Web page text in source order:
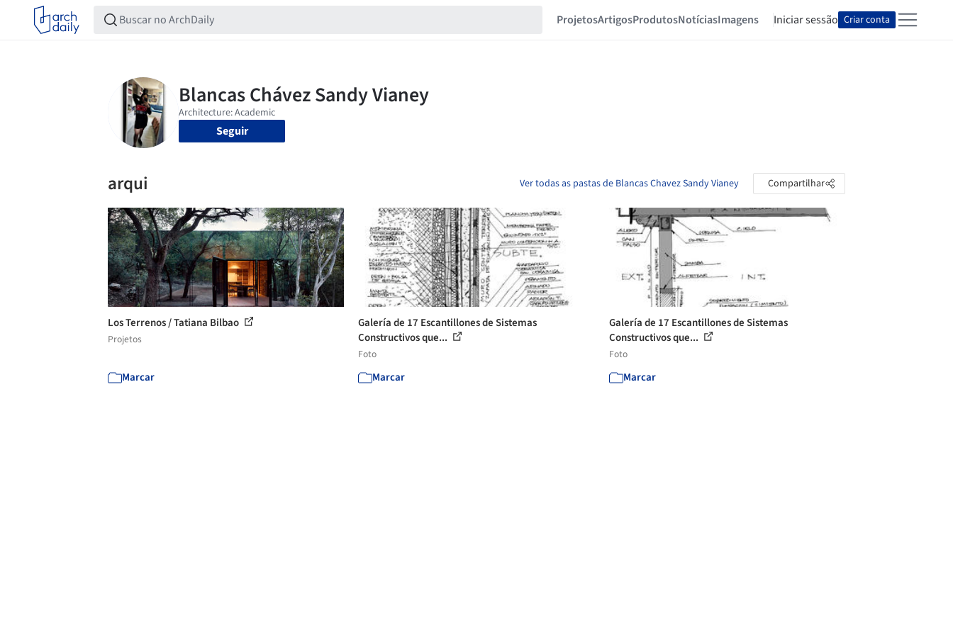
ProjetosArtigosProdutosNotíciasImagens Iniciar sessão Criar conta
Seguir
arqui Ver todas as pastas de Blancas Chavez Sandy Vianey Compartilhar
Los Terrenos / Tatiana Bilbao
Projetos
Marcar
Galería de 17 Escantillones de Sistemas
Constructivos que...
Foto
Marcar
Galería de 17 Escantillones de Sistemas
Constructivos que...
Foto
Marcar